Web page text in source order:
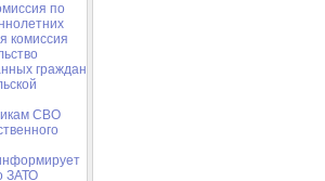
по
комиссия
граждан
СВО
ЗАТО